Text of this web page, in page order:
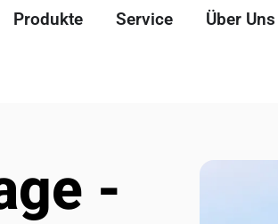
Produkte Service Über Uns
-